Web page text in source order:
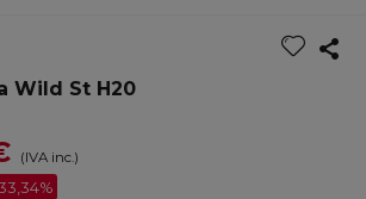
Wild St H20
(IVA inc.)